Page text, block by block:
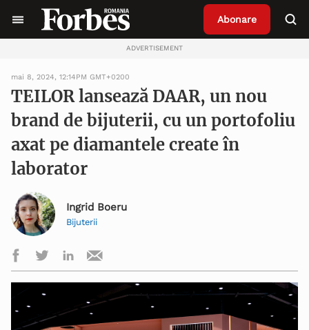
Abonare
ADVERTISEMENT
mai 8, 2024, 12:14PM GMT+0200
TEILOR lansează DAAR, un nou
brand de bijuterii, cu un portofoliu
axat pe diamantele create în
laborator
Ingrid Boeru
Bijuterii